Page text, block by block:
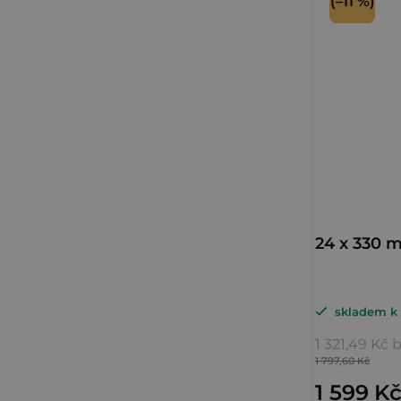
24 x 330
skladem k
1 321,49 Kč
1 599 Kč
1 797,60 Kč